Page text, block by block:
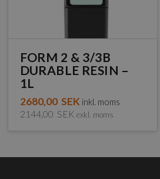
FORM 2 & 3/3B
DURABLE RESIN –
1L
2680,00 SEK inkl. moms
2144,00 SEK exkl. moms